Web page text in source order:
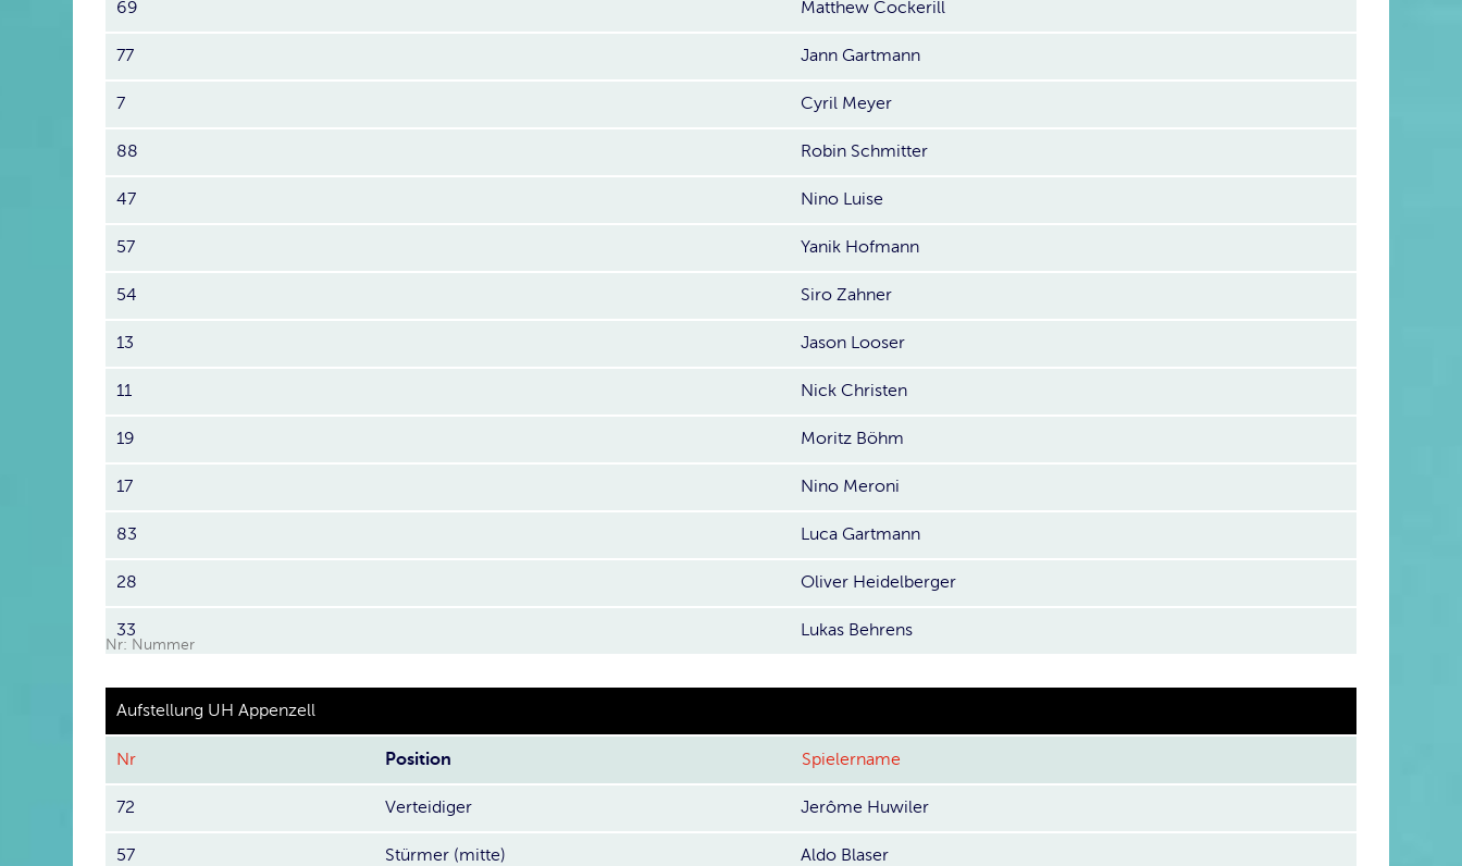
69 Matthew Cockerill
77 Jann Gartmann
7 Cyril Meyer
88 Robin Schmitter
47 Nino Luise
57 Yanik Hofmann
54 Siro Zahner
13 Jason Looser
11 Nick Christen
19 Moritz Böhm
17 Nino Meroni
83 Luca Gartmann
28 Oliver Heidelberger
33 Lukas Behrens
Nr: Nummer
Aufstellung UH Appenzell
Nr Position Spielername
72 Verteidiger Jerôme Huwiler
57 Stürmer (mitte) Aldo Blaser